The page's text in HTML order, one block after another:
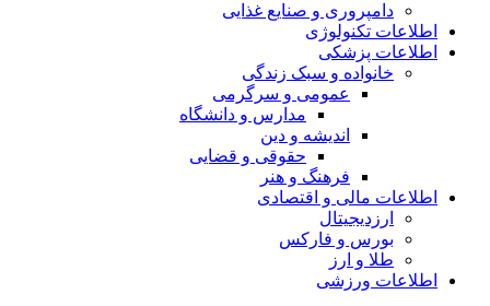
دامپروری و صنایع غذایی
اطلاعات تکنولوژی
اطلاعات پزشکی
خانواده و سبک زندگی
عمومی و سرگرمی
مدارس و دانشگاه
اندیشه و دین
حقوقی و قضایی
فرهنگ و هنر
اطلاعات مالی و اقتصادی
ارزدیجیتال
بورس و فارکس
طلا و ارز
اطلاعات ورزشی